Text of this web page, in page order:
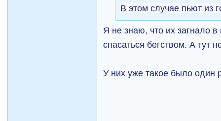
В этом случае пьют из
Я не знаю, что их загнало
спасаться бегством. А тут
У них уже такое было один